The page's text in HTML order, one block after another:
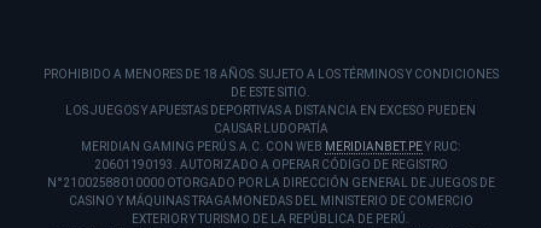
PROHIBIDO A MENORES DE 18 AÑOS. SUJETO A LOS TÉRMINOS Y CONDICIONES
DE ESTE SITIO.
LOS JUEGOS Y APUESTAS DEPORTIVAS A DISTANCIA EN EXCESO PUEDEN
CAUSAR LUDOPATÍA
MERIDIAN GAMING PERÚ S.A.C. CON WEB MERIDIANBET.PEY RUC:
20601190193. AUTORIZADO A OPERAR CÓDIGO DE REGISTRO
N°21002588010000 OTORGADO POR LA DIRECCIÓN GENERAL DE JUEGOS DE
CASINO Y MÁQUINAS TRAGAMONEDAS DEL MINISTERIO DE COMERCIO
EXTERIOR Y TURISMO DE LA REPÚBLICA DE PERÚ.